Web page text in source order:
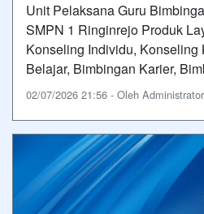
Unit Pelaksana Guru
SMPN 1 Ringinrejo Produk
Konseling Individu, Konseling
Belajar, Bimbingan Karier,
02/07/2026 21:56 - Oleh